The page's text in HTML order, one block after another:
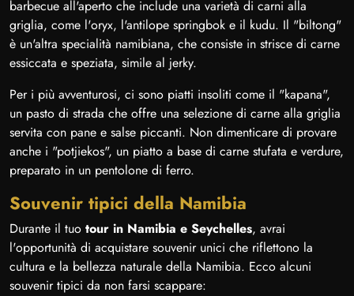
barbecue all'aperto che include una varietà di carni alla
griglia, come l'oryx, l'antilope springbok e il kudu. Il "biltong"
è un'altra specialità namibiana, che consiste in strisce di carne
essiccata e speziata, simile al jerky.
Per i più avventurosi, ci sono piatti insoliti come il "kapana",
un pasto di strada che offre una selezione di carne alla griglia
servita con pane e salse piccanti. Non dimenticare di provare
anche i "potjiekos", un piatto a base di carne stufata e verdure,
preparato in un pentolone di ferro.
Souvenir tipici della Namibia
Durante il tuo tour in Namibia e Seychelles, avrai
l'opportunità di acquistare souvenir unici che riflettono la
cultura e la bellezza naturale della Namibia. Ecco alcuni
souvenir tipici da non farsi scappare: